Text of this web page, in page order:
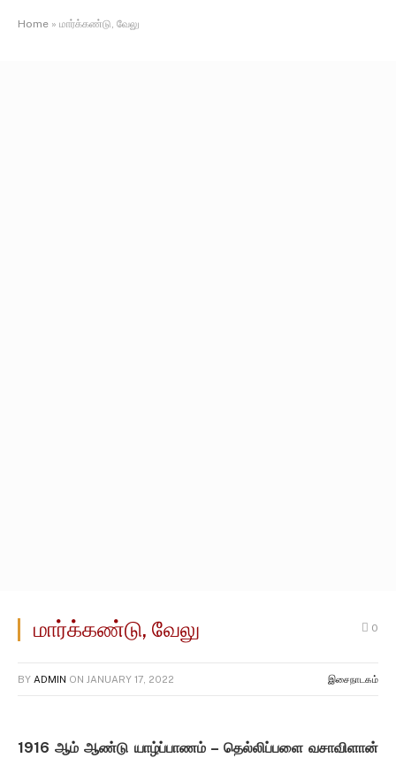
Home » மார்க்கண்டு, வேலு
மார்க்கண்டு, வேலு 0
BY ADMIN ON JANUARY 17, 2022 இசைநாடகம்
1916 ஆம் ஆண்டு யாழ்ப்பாணம் – தெல்லிப்பளை வசாவிளான்